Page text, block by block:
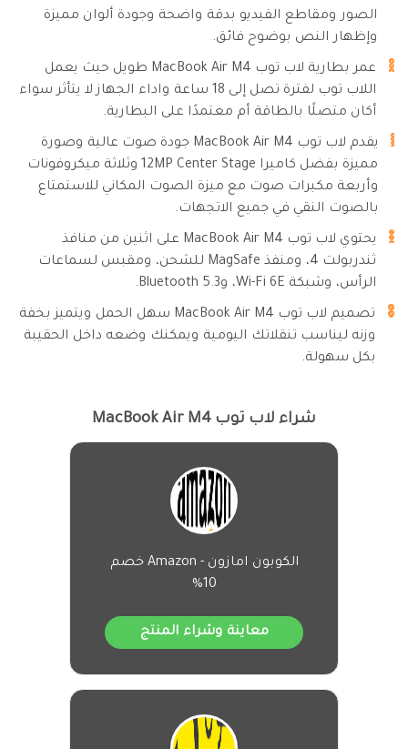
الصور ومقاطع الفيديو بدقة واضحة وجودة ألوان مميزة
وإظهار النص بوضوح فائق.
عمر بطارية لاب توب MacBook Air M4 طويل حيث يعمل
اللاب توب لفترة تصل إلى 18 ساعة واداء الجهاز لا يتأثر سواء
أكان متصلًا بالطاقة أم معتمدًا على البطارية.
يقدم لاب توب MacBook Air M4 جودة صوت عالية وصورة
مميزة بفضل كاميرا‏ 12MP Center Stage وثلاثة ميكروفونات
وأربعة مكبرات صوت مع ميزة الصوت المكاني للاستمتاع
بالصوت النقي في جميع الاتجهات.
يحتوي لاب توب MacBook Air M4 على اثنين من منافذ
ثندربولت 4، ومنفذ MagSafe للشحن، ومقبس لسماعات
الرأس، وشبكة Wi-Fi 6E، وBluetooth 5.3.
تصميم لاب توب MacBook Air M4 سهل الحمل ويتميز بخفة
وزنه ليناسب تنقلاتك اليومية ويمكنك وضعه داخل الحقيبة
بكل سهولة.
شراء لاب توب MacBook Air M4
الكوبون امازون - Amazon خصم
10%
معاينة وشراء المنتج